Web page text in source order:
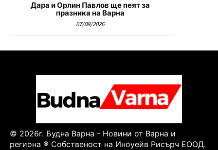
Дара и Орлин Павлов ще пеят за
празника на Варна
07/08/2026
© 2026г. Будна Варна - Новини от Варна и
региона ® Собственост на Иноуейв Рисърч ЕООД.